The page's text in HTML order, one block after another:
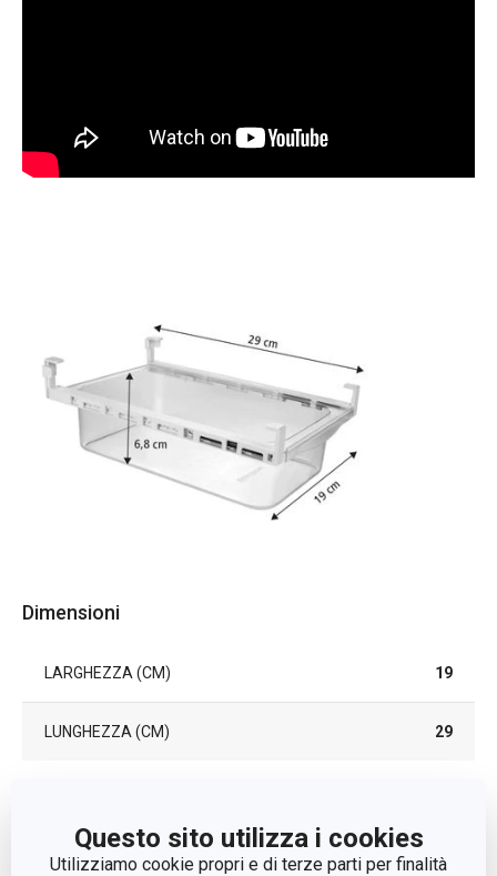
Questo sito utilizza i cookies
Utilizziamo cookie propri e di terze parti per finalità
Dimensioni
LARGHEZZA (CM) 19
LUNGHEZZA (CM) 29